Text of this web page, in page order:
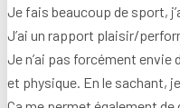
Je fais beaucoup de sport,
J’ai un rapport plaisir/
Je n’ai pas forcément envie
et physique. En le sachant,